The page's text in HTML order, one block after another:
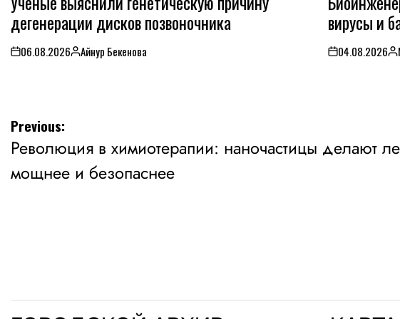
дегенерации дисков позвоночника
on06.08.2026Posted
Айнур Бекенова
вирусы и
on04.08.2026
Навигация
по
записям
Previous:
Революция в химиотерапии: наночастицы делают
мощнее и безопаснее